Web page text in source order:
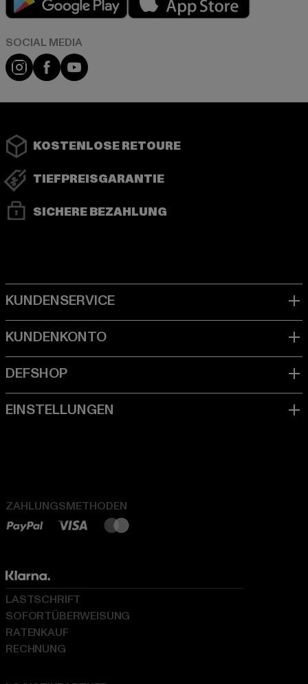
Instagram
FacebookYouTube
KOSTENLOSE RETOURE
TIEFPREISGARANTIE
SICHERE BEZAHLUNG
ZAHLUNGSMETHODEN
LASTSCHRIFT
SOFORTÜBERWEISUNG
RATENKAUF
RECHNUNG